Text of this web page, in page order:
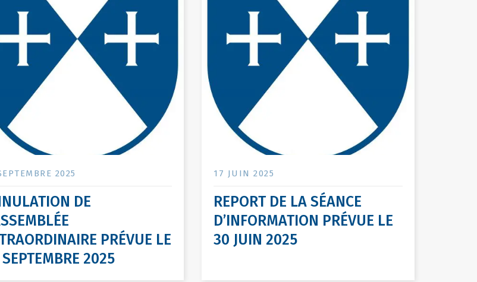
2025
DE
PRÉVUE LE
2025
17 JUIN 2025
REPORT DE LA SÉANCE
D’INFORMATION PRÉVUE LE
30 JUIN 2025